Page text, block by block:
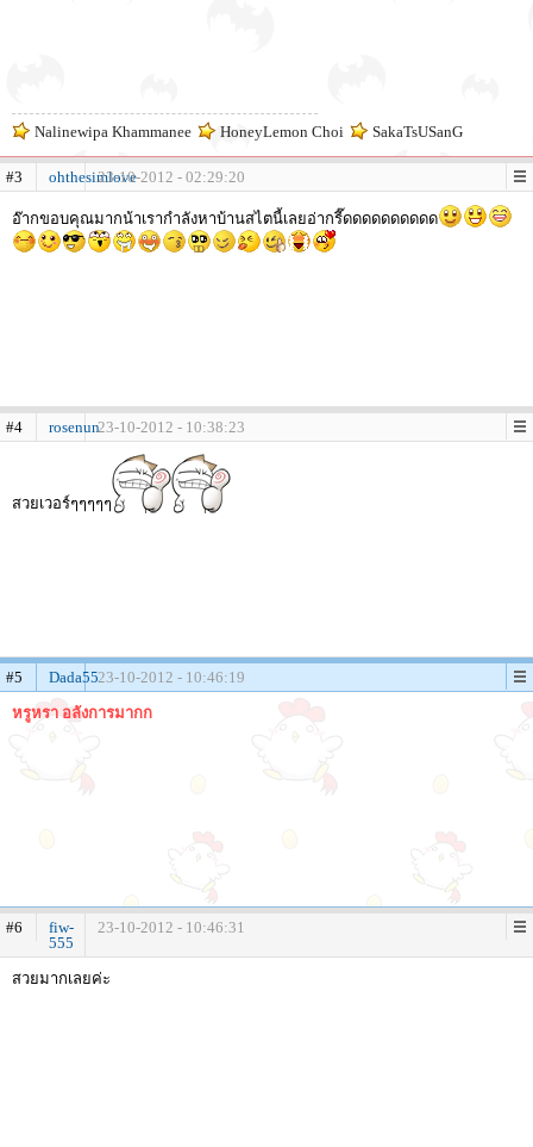
Nalinewipa Khammanee HoneyLemon Choi SakaTsUSanG
#3 ohthesimlove23-10-2012 - 02:29:20
อ๊ากขอบคุณมากน้าเรากำลังหาบ้านสไตนี้เลยอ่ากรี๊ดดดดดดดดดด
#4 rosenun23-10-2012 - 10:38:23
สวยเวอร์ๆๆๆๆๆ
#5 Dada5523-10-2012 - 10:46:19
หรูหรา อลังการมากก
#6
fiw-
555
23-10-2012 - 10:46:31
สวยมากเลยค่ะ